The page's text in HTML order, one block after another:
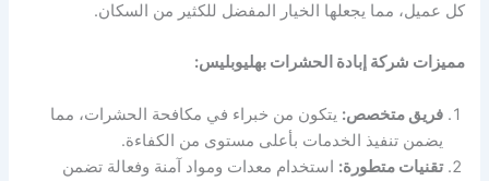
كل عميل، مما يجعلها الخيار المفضل للكثير من السكان.
مميزات شركة إبادة الحشرات بهليوبليس:
فريق متخصص: يتكون من خبراء في مكافحة الحشرات، مما
يضمن تنفيذ الخدمات بأعلى مستوى من الكفاءة.
تقنيات متطورة: استخدام معدات ومواد آمنة وفعالة تضمن